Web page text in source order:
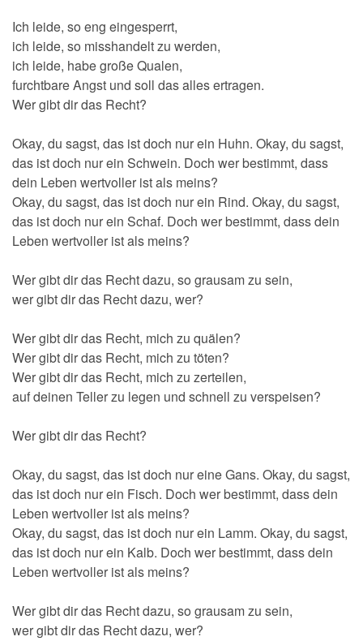
Ich leide, so eng eingesperrt,
ich leide, so misshandelt zu werden,
ich leide, habe große Qualen,
furchtbare Angst und soll das alles ertragen.
Wer gibt dir das Recht?
Okay, du sagst, das ist doch nur ein Huhn. Okay, du sagst,
das ist doch nur ein Schwein. Doch wer bestimmt, dass
dein Leben wertvoller ist als meins?
Okay, du sagst, das ist doch nur ein Rind. Okay, du sagst,
das ist doch nur ein Schaf. Doch wer bestimmt, dass dein
Leben wertvoller ist als meins?
Wer gibt dir das Recht dazu, so grausam zu sein,
wer gibt dir das Recht dazu, wer?
Wer gibt dir das Recht, mich zu quälen?
Wer gibt dir das Recht, mich zu töten?
Wer gibt dir das Recht, mich zu zerteilen,
auf deinen Teller zu legen und schnell zu verspeisen?
Wer gibt dir das Recht?
Okay, du sagst, das ist doch nur eine Gans. Okay, du sagst,
das ist doch nur ein Fisch. Doch wer bestimmt, dass dein
Leben wertvoller ist als meins?
Okay, du sagst, das ist doch nur ein Lamm. Okay, du sagst,
das ist doch nur ein Kalb. Doch wer bestimmt, dass dein
Leben wertvoller ist als meins?
Wer gibt dir das Recht dazu, so grausam zu sein,
wer gibt dir das Recht dazu, wer?